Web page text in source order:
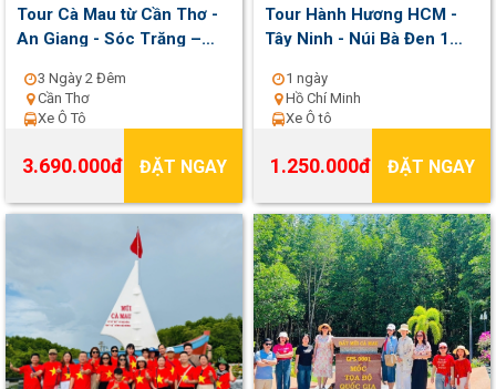
Tour Cà Mau từ Cần Thơ -
An Giang - Sóc Trăng –
2 đêm | Khởi hành thứ 6
hàng tuần
3 Ngày 2 Đêm
Cần Thơ
Xe Ô Tô
3.690.000đ ĐẶT NGAY
Tour Hành Hương HCM -
Tây Ninh - Núi Bà Đen 1
nhật hằng tuần
1 ngày
Hồ Chí Minh
Xe Ô tô
1.250.000đ ĐẶT NGAY